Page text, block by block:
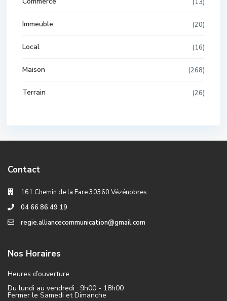
(13)
Immeuble (20)
Local (16)
Maison (268)
Terrain (26)
Contact
161 Chemin de la Fare 30360 Vézénobres
04 66 86 49 19
regie.alliancecommunication@gmail.com
Nos Horaires
Heures d’ouverture :
Du lundi au vendredi : 9h00 - 18h00
Fermer le Samedi et Dimanche